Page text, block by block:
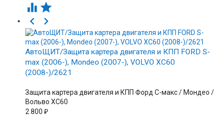
 


АвтоЩИТ/Защита картера двигателя и КПП FORD S-
max (2006-), Mondeo (2007-), VOLVO XC60
(2008-)/2621
Защита картера двигателя и КПП Форд С-макс / Мондео /
Вольво XC60
2 800 ₽